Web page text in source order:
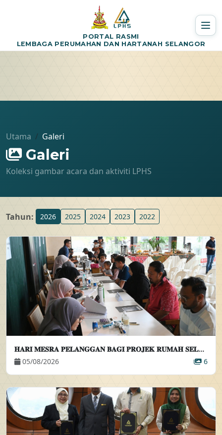
PORTAL RASMI
LEMBAGA PERUMAHAN DAN HARTANAH SELANGOR
Utama Galeri
Galeri
Koleksi gambar acara dan aktiviti LPHS
Tahun: 2026 2025 2024 2023 2022
𝐇𝐀𝐑𝐈 𝐌𝐄𝐒𝐑𝐀 𝐏𝐄𝐋𝐀𝐍𝐆𝐆𝐀𝐍 𝐁𝐀𝐆𝐈 𝐏𝐑𝐎𝐉𝐄𝐊 𝐑𝐔𝐌𝐀𝐇 𝐒𝐄𝐋𝐀𝐍𝐆𝐎𝐑𝐊𝐔 𝐈𝐃𝐀𝐌𝐀𝐍 𝐀𝐌𝐀𝐍𝐈 (𝐄𝐋𝐌𝐈𝐍𝐀 𝟒)
05/08/2026
6